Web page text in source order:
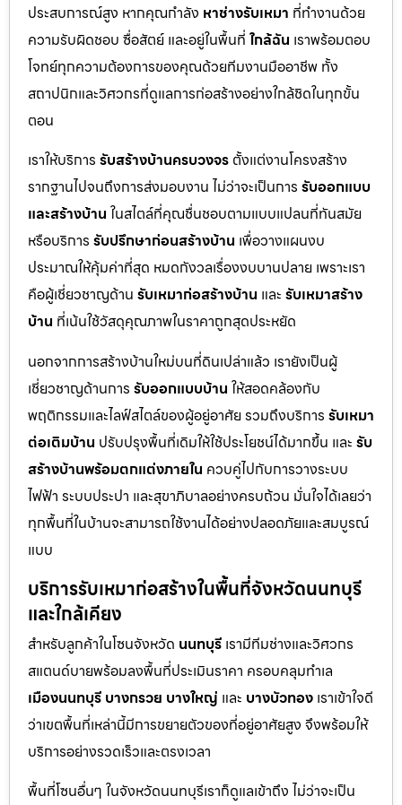
ประสบการณ์สูง หากคุณกำลัง หาช่างรับเหมา ที่ทำงานด้วย
ความรับผิดชอบ ซื่อสัตย์ และอยู่ในพื้นที่ ใกล้ฉัน เราพร้อมตอบ
โจทย์ทุกความต้องการของคุณด้วยทีมงานมืออาชีพ ทั้ง
สถาปนิกและวิศวกรที่ดูแลการก่อสร้างอย่างใกล้ชิดในทุกขั้น
ตอน
เราให้บริการ รับสร้างบ้านครบวงจร ตั้งแต่งานโครงสร้าง
รากฐานไปจนถึงการส่งมอบงาน ไม่ว่าจะเป็นการ รับออกแบบ
และสร้างบ้าน ในสไตล์ที่คุณชื่นชอบตามแบบแปลนที่ทันสมัย
หรือบริการ รับปรึกษาก่อนสร้างบ้าน เพื่อวางแผนงบ
ประมาณให้คุ้มค่าที่สุด หมดกังวลเรื่องงบบานปลาย เพราะเรา
คือผู้เชี่ยวชาญด้าน รับเหมาก่อสร้างบ้าน และ รับเหมาสร้าง
บ้าน ที่เน้นใช้วัสดุคุณภาพในราคาถูกสุดประหยัด
นอกจากการสร้างบ้านใหม่บนที่ดินเปล่าแล้ว เรายังเป็นผู้
เชี่ยวชาญด้านการ รับออกแบบบ้าน ให้สอดคล้องกับ
พฤติกรรมและไลฟ์สไตล์ของผู้อยู่อาศัย รวมถึงบริการ รับเหมา
ต่อเติมบ้าน ปรับปรุงพื้นที่เดิมให้ใช้ประโยชน์ได้มากขึ้น และ รับ
สร้างบ้านพร้อมตกแต่งภายใน ควบคู่ไปกับการวางระบบ
ไฟฟ้า ระบบประปา และสุขาภิบาลอย่างครบถ้วน มั่นใจได้เลยว่า
ทุกพื้นที่ในบ้านจะสามารถใช้งานได้อย่างปลอดภัยและสมบูรณ์
แบบ
บริการรับเหมาก่อสร้างในพื้นที่จังหวัดนนทบุรี
และใกล้เคียง
สำหรับลูกค้าในโซนจังหวัด นนทบุรี เรามีทีมช่างและวิศวกร
สแตนด์บายพร้อมลงพื้นที่ประเมินราคา ครอบคลุมทำเล
เมืองนนทบุรี บางกรวย บางใหญ่ และ บางบัวทอง เราเข้าใจดี
ว่าเขตพื้นที่เหล่านี้มีการขยายตัวของที่อยู่อาศัยสูง จึงพร้อมให้
บริการอย่างรวดเร็วและตรงเวลา
พื้นที่โซนอื่นๆ ในจังหวัดนนทบุรีเราก็ดูแลเข้าถึง ไม่ว่าจะเป็น